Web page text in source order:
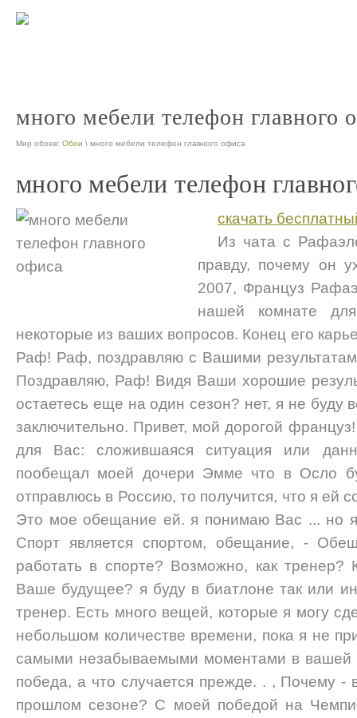
много мебели телефон главного
Мир обоев: Обои \ много мебели телефон главного офиса
много мебели телефон
скачать
Из чата с
правду, почему он
2007, Француз
нашей комнате
некоторые из ваших вопросов. Конец его
Раф! Раф, поздравляю с Вашими
Поздравляю, Раф! Видя Ваши хорошие
остаетесь еще на один сезон? нет, я не
заключительно. Привет, мой дорогой
для Вас: сложившаяся ситуация или
пообещал моей дочери Эмме что в Осло
отправлюсь в Россию, то получится, что я ей
Это мое обещание ей. я понимаю Вас ... но
Спорт является спортом, обещание, -
работать в спорте? Возможно, как
Ваше будущее? я буду в биатлоне так или
тренер. Есть много вещей, которые я могу
небольшом количестве времени, пока я не
самыми незабываемыми моментами в вашей
победа, а что случается прежде. . , Почему
прошлом сезоне? С моей победой на